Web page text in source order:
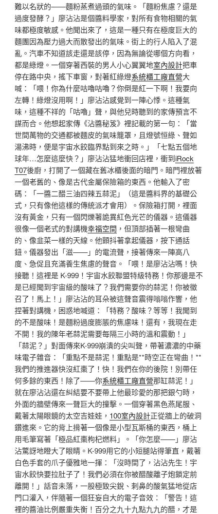
難以名狀的——麵粉蒸煮過頭的氣味。「麵粉焦慮？還是
過度發酵？」廖沾沾是個醬料學家，對所有食物相關的氣
味都極度敏感。他聞出來了，這是一種只有在極度巨大的
麵團因為壓力過大而散發出的氣味。街上的行人陷入了混
亂。汽車不知道該走還是該停，因為無論從哪個方向看，
都是綠燈。一個穿著西裝的男人小心翼翼地室內設計把車
停在路中央，搖下車窗，對著紅綠燈系統櫃工廠直營大
喊：「喂！你為什麼咕嚕咕嚕？你倒是紅一下啊！我要向
左轉！綠燈沒用啊！」廖沾沾感覺到一陣心悸。這種氣
味，這種不祥的「咕嚕」聲，與他兒時聽到的家傳預言不
謀而合。他想起家傳《沾醬秘笈》裡記載的第一句：「當
世間萬物的交通都被麵皮的氣味籠罩，且燈號恒綠、聲如
湯沸時，便是宇宙水餃臨界點到來之時。」「七點五個地
球年…怎麼這麼快？」廖沾沾猛地衝回店裡，衝到iRock
T07後廚，打開了一個藏在舊冰櫃後面的暗門。暗門裡放著
一個老舊的、像是古代金屬保險箱的東西。他輸入了密
碼：「一醬二醋三油四辣五蒜泥」（這是醬料界的基礎公
式，只有像他這樣的傳統派才會用）。保險箱打開，裡面
沒有黃金，只有一個閃爍著詭異紅色光芒的儀器。這儀器
很像一個老式的對講機幸福空間 ，但頂部插著一根彎曲
的、像韭菜一樣的天線。他顫抖著拿起儀器，按下通話
鈕。儀器發出「滋——」的電流聲，接著傳來一陣高八
度、急促且充滿養生焦慮的聲音。「喂！是廖沾沾嗎！快
接聽！這裡是 K-999！宇宙水餃聯盟特級特務！你那邊是不
是已經聞到宇宙級的酸味了？我們需要你的蒜泥！你被徵
召了！馬上！」廖沾沾的耳朵被這聲音震得嗡嗡作響，他
捏著對講機，困惑地喊道：「特務？酸味？等等！我聞到
的不是酸味！是麵粉過度膨脹的焦慮味！還有，我現在走
不開！我的陳年老蒜泥需要每隔三小時的溫和震動！」
「蒜泥？」對面傳來K-999崩潰的尖叫聲，帶著濃濃的中藥
味電子雜音：「重點不是蒜泥！重點是**時空正在彎曲！**
我們的推進器快沒紅棗了！快！我們在你的後院！別帶任
何多餘的東西！除了——你系統櫃工廠直營那缸蒜泥！」
就在廖沾沾還在糾結要不要帶上他最珍愛的那把銀勺時，
外面的牆壁傳來一聲巨大的撞擊。一個穿著黑色燕尾服、
戴著太陽眼鏡的太空吉娃娃， 100室內設計正從牆上的破洞
鑽進來。它的背上揹著一個像是小型瓦斯桶的東西，桶上
用毛筆寫著「極品紅棗枸杞燃料」。「你怎麼——」廖沾
沾驚訝地瞪大了眼睛。K-999用它的小短腿站得筆直，戴著
白色手套的爪子優雅地一揮：「沒時間了，沾沾先生！宇
宙水餃快要拉肚子了！我們必須在你被醋酸離子炮鎖定前
離開！」話音未落，一股極致尖銳、刺鼻的酸氣猛地從店
門口灌入，伴隨著一個狂妄自大的電子音效：「警告！這
裡的醬油比例嚴重失衡！百分之九十九點九九的醋，才是